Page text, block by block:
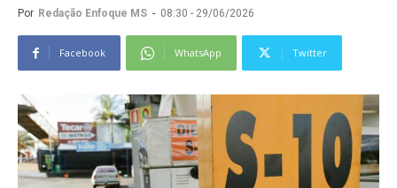
Por Redação Enfoque MS - 08:30 - 29/06/2026
Facebook WhatsApp Twitter